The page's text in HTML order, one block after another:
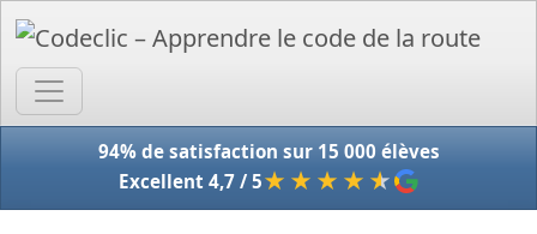
94% de satisfaction sur 15 000 élèves
Excellent 4,7 / 5★★★★ ★